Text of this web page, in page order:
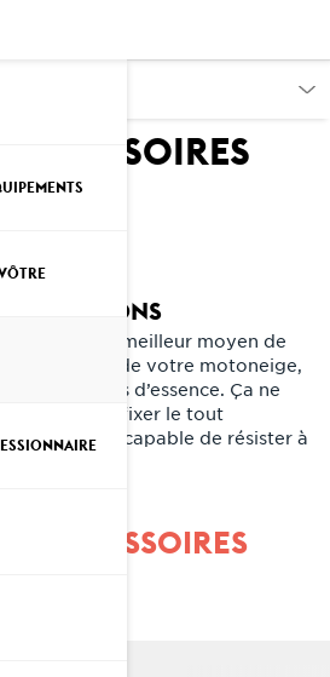
est le meilleur moyen de
le tunnel de votre motoneige,
et des bidons d’essence. Ça ne
pour fixer le tout
sont capable de résister à
30 G.
ACCESSOIRES